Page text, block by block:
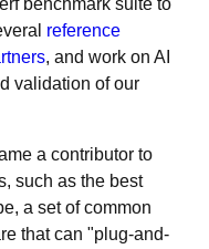
benchmark suite to
reference
, and work on AI
validation of our
a contributor to
such as the best
a set of common
that can "plug-and-